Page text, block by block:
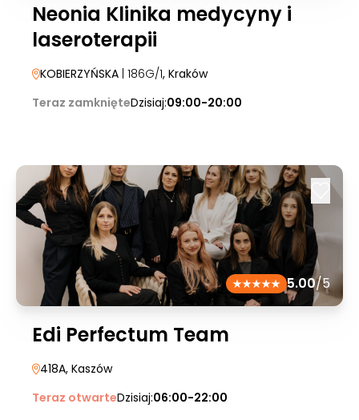
Neonia Klinika medycyny i
laseroterapii
KOBIERZYŃSKA | 186G/1, Kraków
Teraz zamknięteDzisiaj:09:00-20:00
5.00/5
Edi Perfectum Team
418A, Kaszów
Teraz otwarteDzisiaj:06:00-22:00